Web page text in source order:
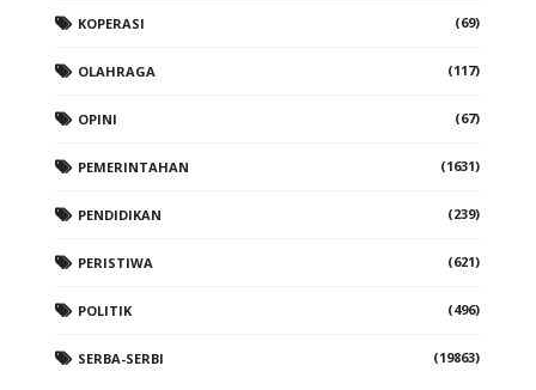
KOPERASI (69)
OLAHRAGA (117)
OPINI (67)
PEMERINTAHAN (1631)
PENDIDIKAN (239)
PERISTIWA (621)
POLITIK (496)
SERBA-SERBI (19863)